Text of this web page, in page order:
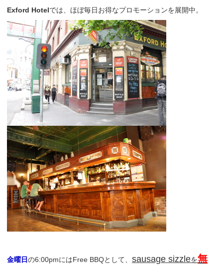
Exford Hotelでは、ほぼ毎日お得なプロモーションを展開中。
金曜日の6:00pmにはFree BBQとして、 sausage sizzleを無